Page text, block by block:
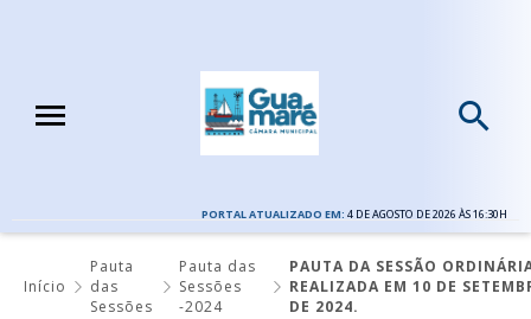
PORTAL ATUALIZADO EM: 4 DE AGOSTO DE 2026 ÀS 16:30H
Início
Pauta
das
Sessões
Pauta das
Sessões
-2024
PAUTA DA SESSÃO
REALIZADA EM 10 DE
DE 2024.